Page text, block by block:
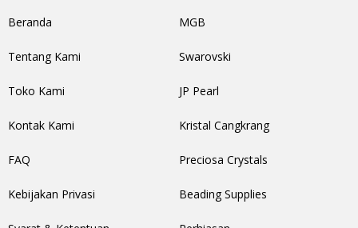
Beranda
Tentang Kami
Toko Kami
Kontak Kami
FAQ
Kebijakan Privasi
MGB
Swarovski
JP Pearl
Kristal Cangkrang
Preciosa Crystals
Beading Supplies